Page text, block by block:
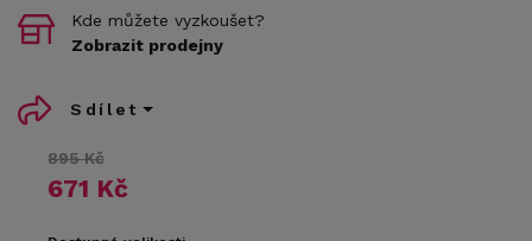
895 Kč
671 Kč
Kde můžete vyzkoušet?
Zobrazit prodejny
Sdílet